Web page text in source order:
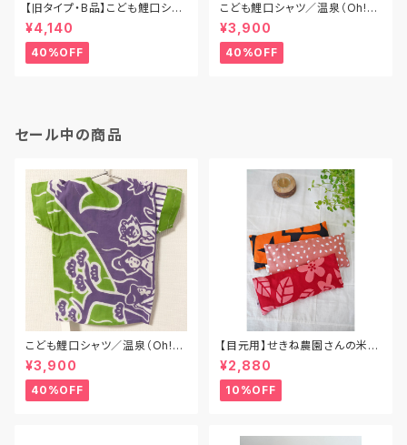
【旧タイプ・B品】こども鯉口シャ
ツ／温泉（Oh!湯～）／Mサイズ
（90cm〜100cm）
¥4,140
40%OFF
こども鯉口シャツ／温泉（Oh!湯
～）／Sサイズ（80cm〜90cm）
¥3,900
40%OFF
セール中の商品
こども鯉口シャツ／温泉（Oh!湯
～）／Sサイズ（80cm〜90cm）
¥3,900
40%OFF
【目元用】せきね農園さんの米ぬ
か玄米カイロ
¥2,880
10%OFF